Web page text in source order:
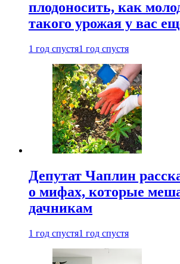
плодоносить, как
такого урожая у вас
1 год спустя1 год спустя
Депутат Чаплин
о мифах, которые
дачникам
1 год спустя1 год спустя